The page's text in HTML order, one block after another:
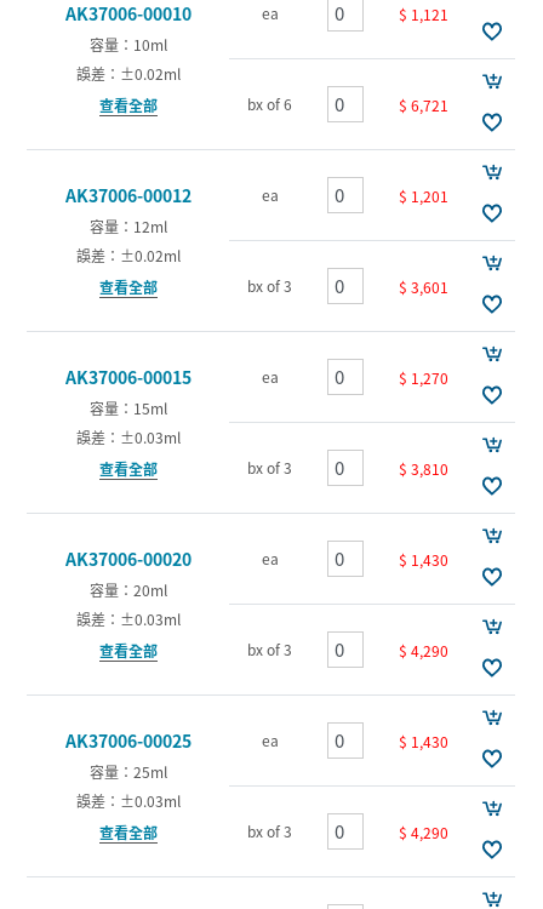
AK37006-00010
容量：10ml
誤差：±0.02ml
查看全部
ea $ 1,121
bx of 6 $ 6,721
AK37006-00012
容量：12ml
誤差：±0.02ml
查看全部
ea $ 1,201
bx of 3 $ 3,601
AK37006-00015
容量：15ml
誤差：±0.03ml
查看全部
ea $ 1,270
bx of 3 $ 3,810
AK37006-00020
容量：20ml
誤差：±0.03ml
查看全部
ea $ 1,430
bx of 3 $ 4,290
AK37006-00025
容量：25ml
誤差：±0.03ml
查看全部
ea $ 1,430
bx of 3 $ 4,290